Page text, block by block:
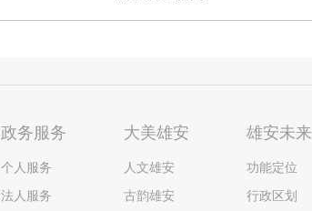
政务服务
个人服务
法人服务
大美雄安
人文雄安
古韵雄安
雄安未来
功能定位
行政区划